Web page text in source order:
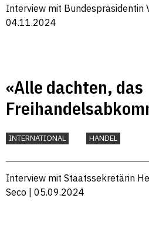
Interview mit Bundespräsidentin
04.11.2024
«Alle dachten, das
Indien sei nicht
INTERNATIONAL HANDEL
Interview mit Staatssekretärin
Seco | 05.09.2024